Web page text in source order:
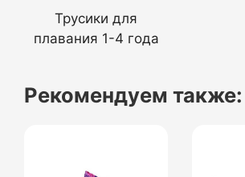
Трусики для
плавания 1-4 года
Рекомендуем также: